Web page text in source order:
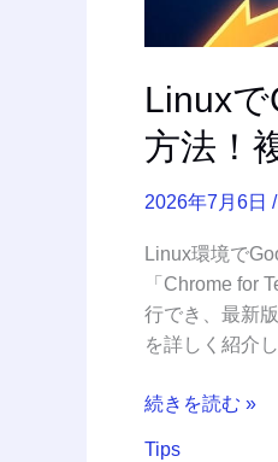
Linux
方法！
2026年7月6日 /
Linux環境で
「Chrome for
行でき、最新
を詳しく紹介し
ー
ョ
ン
共
も
ン
タ
続きを読む »
Tips